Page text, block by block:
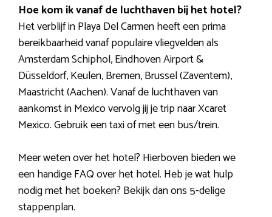
Hoe kom ik vanaf de luchthaven bij het hotel?
Het verblijf in Playa Del Carmen heeft een prima
bereikbaarheid vanaf populaire vliegvelden als
Amsterdam Schiphol, Eindhoven Airport &
Düsseldorf, Keulen, Bremen, Brussel (Zaventem),
Maastricht (Aachen). Vanaf de luchthaven van
aankomst in Mexico vervolg jij je trip naar Xcaret
Mexico. Gebruik een taxi of met een bus/trein.
Meer weten over het hotel? Hierboven bieden we
een handige FAQ over het hotel. Heb je wat hulp
nodig met het boeken? Bekijk dan ons 5-delige
stappenplan.